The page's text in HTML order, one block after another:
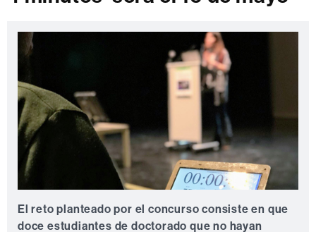
Letras
El reto planteado por el concurso consiste en que
doce estudiantes de doctorado que no hayan